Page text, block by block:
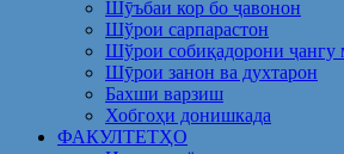
Шӯъбаи кор бо ҷавонон
Шўрои сарпарастон
Шўрои собиқадорони ҷангу
Шӯрои занон ва духтарон
Бахши варзиш
Хобгоҳи донишкада
ФАКУЛТЕТҲО